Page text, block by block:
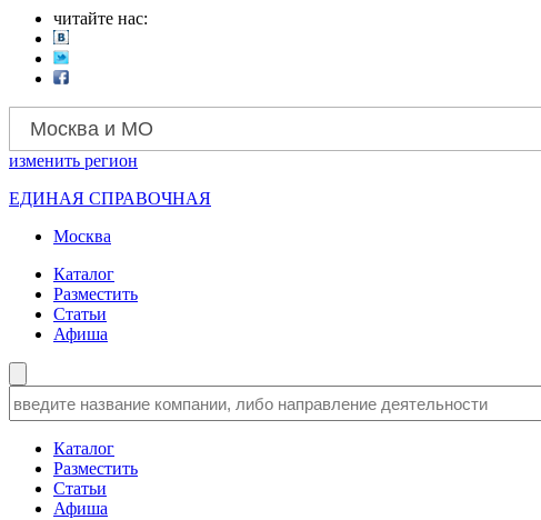
читайте нас:
Москва и МО
изменить регион
ЕДИНАЯ СПРАВОЧНАЯ
Москва
Каталог
Разместить
Статьи
Афиша
Каталог
Разместить
Статьи
Афиша